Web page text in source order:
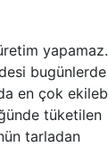
yapamaz.
bugünlerde
en çok
tüketilen
tarladan